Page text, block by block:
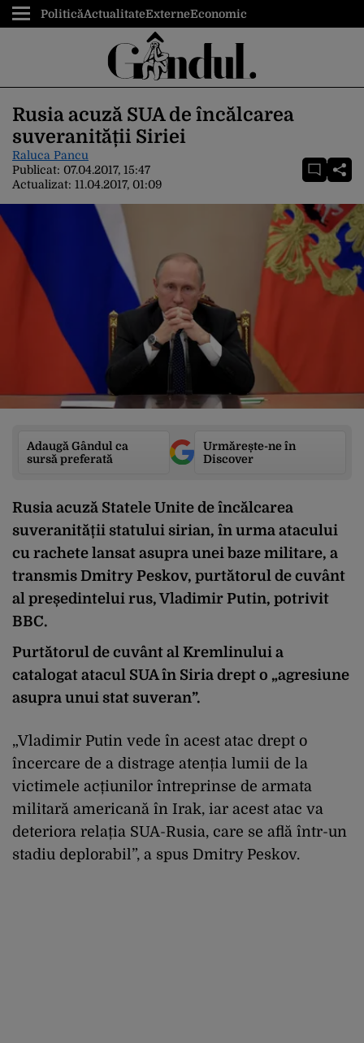
PoliticăActualitateExterneEconomic
Rusia acuză SUA de încălcarea
suveranității Siriei
Raluca Pancu
Publicat: 07.04.2017, 15:47
Actualizat: 11.04.2017, 01:09
Adaugă Gândul ca
sursă preferată
Urmărește-ne în
Discover
Rusia acuză Statele Unite de încălcarea
suveranității statului sirian, în urma atacului
cu rachete lansat asupra unei baze militare, a
transmis Dmitry Peskov, purtătorul de cuvânt
al președintelui rus, Vladimir Putin, potrivit
BBC.
Purtătorul de cuvânt al Kremlinului a
catalogat atacul SUA în Siria drept o „agresiune
asupra unui stat suveran”.
„Vladimir Putin vede în acest atac drept o
încercare de a distrage atenția lumii de la
victimele acțiunilor întreprinse de armata
militară americană în Irak, iar acest atac va
deteriora relația SUA-Rusia, care se află într-un
stadiu deplorabil”, a spus Dmitry Peskov.